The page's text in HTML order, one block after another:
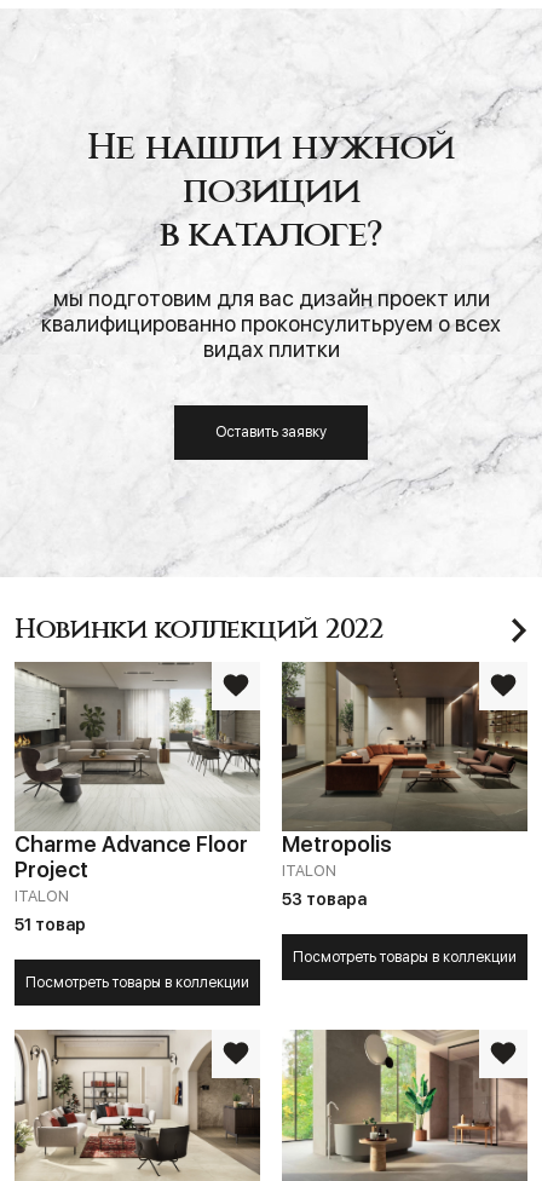
Не нашли нужной
позиции
в каталоге?
мы подготовим для вас дизайн проект или
квалифицированно проконсулитьруем о всех
видах плитки
Оставить заявку
Новинки коллекций 2022
Charme Advance Floor
Project
ITALON
51 товар
Посмотреть товары в коллекции
Metropolis
ITALON
53 товара
Посмотреть товары в коллекции